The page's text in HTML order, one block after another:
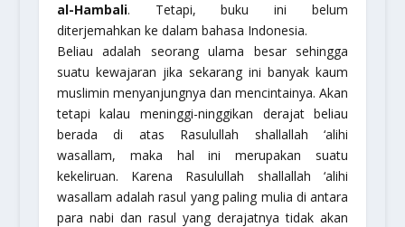
al-Hambali. Tetapi, buku ini belum
diterjemahkan ke dalam bahasa Indonesia.
Beliau adalah seorang ulama besar sehingga
suatu kewajaran jika sekarang ini banyak kaum
muslimin menyanjungnya dan mencintainya. Akan
tetapi kalau meninggi-ninggikan derajat beliau
berada di atas Rasulullah shallallah ‘alihi
wasallam, maka hal ini merupakan suatu
kekeliruan. Karena Rasulullah shallallah ‘alihi
wasallam adalah rasul yang paling mulia di antara
para nabi dan rasul yang derajatnya tidak akan